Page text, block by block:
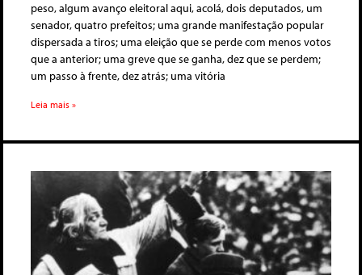
peso, algum avanço eleitoral aqui, acolá, dois deputados, um
senador, quatro prefeitos; uma grande manifestação popular
dispersada a tiros; uma eleição que se perde com menos votos
que a anterior; uma greve que se ganha, dez que se perdem;
um passo à frente, dez atrás; uma vitória
Leia mais »